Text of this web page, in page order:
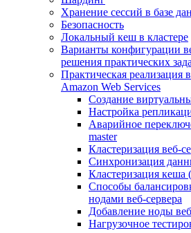
Хранение сессий в базе
Безопасность
Локальный кеш в кластере
Варианты конфигурации
решения практических
Практическая реализация
Amazon Web Services
Создание
Настройка
Аварийное
master
Кластеризация веб-
Синхронизация
Кластеризация кеша
Способы
нодами веб-сервера
Добавление ноды
Нагрузочное